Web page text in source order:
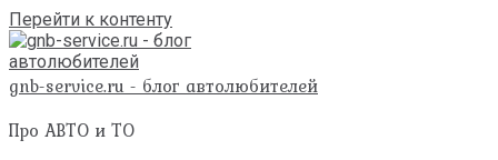
Перейти к контенту
gnb-service.ru - блог автолюбителей
Про АВТО и ТО